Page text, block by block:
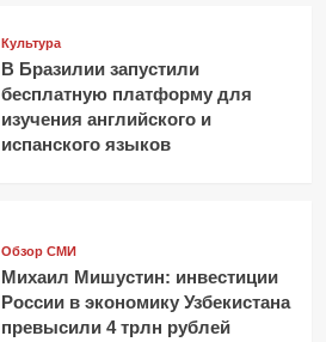
Культура
В Бразилии запустили
бесплатную платформу для
изучения английского и
испанского языков
Обзор СМИ
Михаил Мишустин: инвестиции
России в экономику Узбекистана
превысили 4 трлн рублей